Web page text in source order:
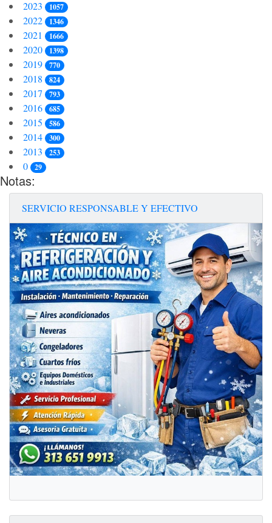
2023 1057
2022 1346
2021 1666
2020 1398
2019 770
2018 824
2017 793
2016 685
2015 586
2014 300
2013 253
0 29
Notas:
SERVICIO RESPONSABLE Y EFECTIVO